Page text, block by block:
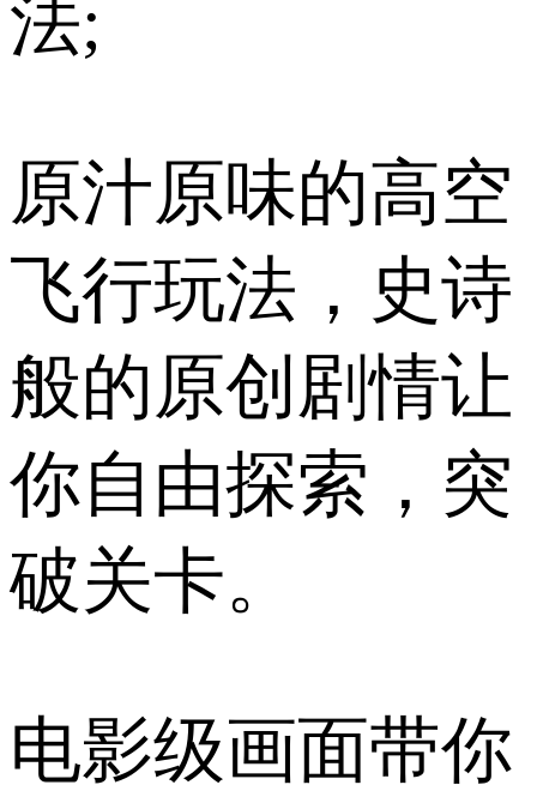
法;
原汁原味的高空
飞行玩法，史诗
般的原创剧情让
你自由探索，突
破关卡。
电影级画面带你